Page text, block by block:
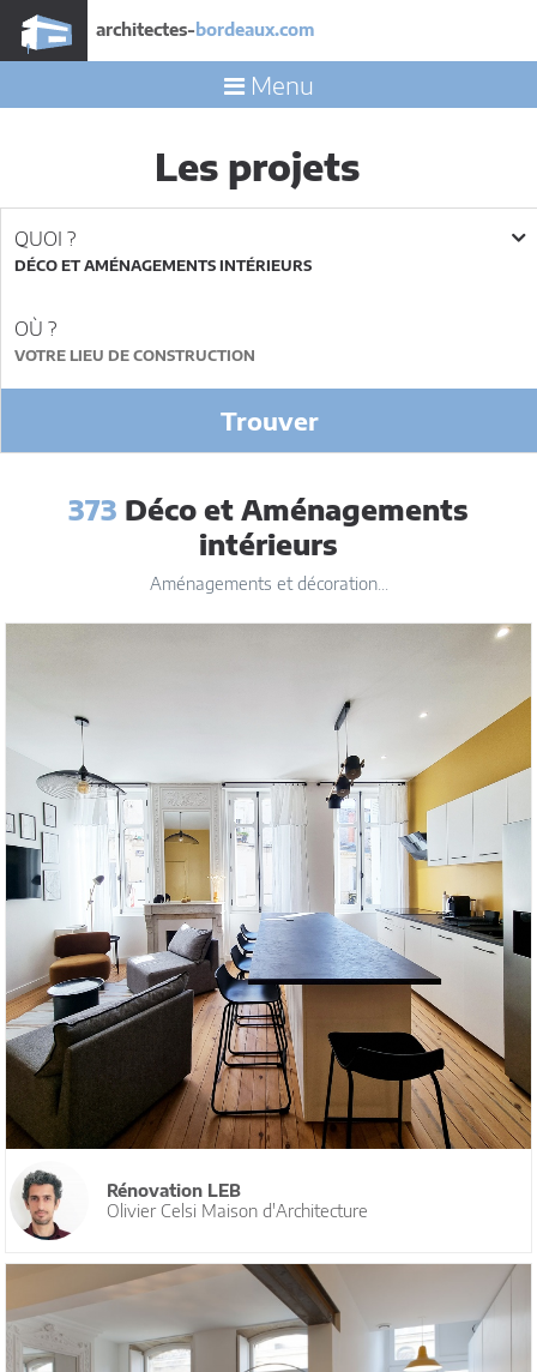
architectes- bordeaux.com
Menu
Les projets
QUOI ?
DÉCO ET AMÉNAGEMENTS INTÉRIEURS
OÙ ?
Trouver
373 Déco et Aménagements
intérieurs
Aménagements et décoration...
Rénovation LEB
Olivier Celsi Maison d'Architecture